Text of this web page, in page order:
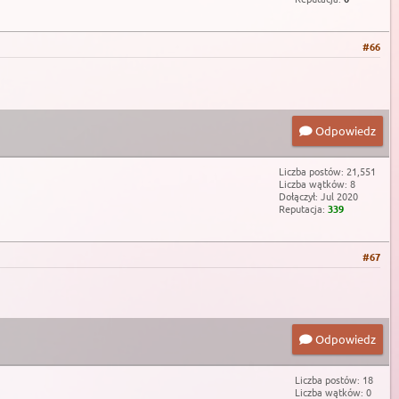
#66
Odpowiedz
Liczba postów: 21,551
Liczba wątków: 8
Dołączył: Jul 2020
Reputacja: 339
#67
Odpowiedz
Liczba postów: 18
Liczba wątków: 0